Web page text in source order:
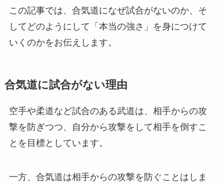
この記事では、合気道になぜ試合がないのか、そ
してどのようにして「本当の強さ」を身につけて
いくのかをお伝えします。
合気道に試合がない理由
空手や柔道など試合のある武道は、相手からの攻
撃を防ぎつつ、自分から攻撃をして相手を倒すこ
とを目標としています。
一方、合気道は相手からの攻撃を防ぐことはしま